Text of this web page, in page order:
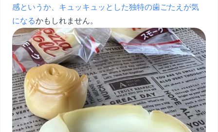
感というか、キュッキュッとした独特の歯ごたえが気
になるかもしれません。